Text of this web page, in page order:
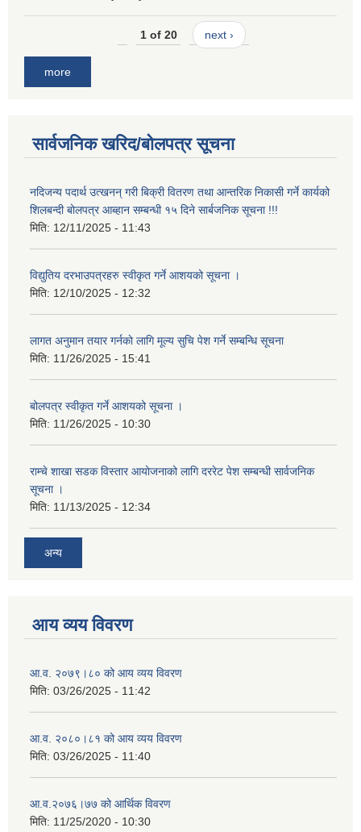
1 of 20 next ›
more
सार्वजनिक खरिद/बोलपत्र सूचना
नदिजन्य पदार्थ उत्खनन् गरी बिक्री वितरण तथा आन्तरिक निकासी गर्ने कार्यको
शिलबन्दी बोलपत्र आब्हान सम्बन्धी १५ दिने सार्बजनिक सूचना !!!
मिति: 12/11/2025 - 11:43
विद्युतिय दरभाउपत्रहरु स्वीकृत गर्ने आशयको सूचना ।
मिति: 12/10/2025 - 12:32
लागत अनुमान तयार गर्नकाे लागि मूल्य सुचि पेश गर्ने सम्बन्धि सूचना
मिति: 11/26/2025 - 15:41
बोलपत्र स्वीकृत गर्ने आशयको सूचना ।
मिति: 11/26/2025 - 10:30
राम्चे शाखा सडक विस्तार आयोजनाको लागि दररेट पेश सम्बन्धी सार्वजनिक
सूचना ।
मिति: 11/13/2025 - 12:34
अन्य
आय व्यय विवरण
आ.व. २०७९।८० को आय व्यय विवरण
मिति: 03/26/2025 - 11:42
आ.व. २०८०।८१ को आय व्यय विवरण
मिति: 03/26/2025 - 11:40
आ.व.२०७६।७७ को आर्थिक विवरण
मिति: 11/25/2020 - 10:30